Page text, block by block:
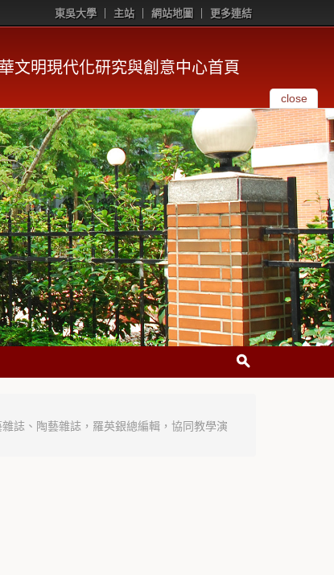
東吳大學 主站 網站地圖 更多連結
文明現代化研究與創意中心首頁
close
誌、陶藝雜誌，羅英銀總編輯，協同教學演